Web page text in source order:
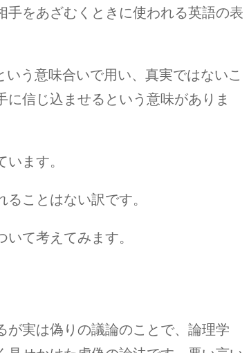
手をあざむくときに使われる英語の表
いう意味合いで用い、真実ではないこ
信じ込ませるという意味がありま
ます。
ことはない訳です。
て考えてみます。
が実は偽りの議論のことで、論理学